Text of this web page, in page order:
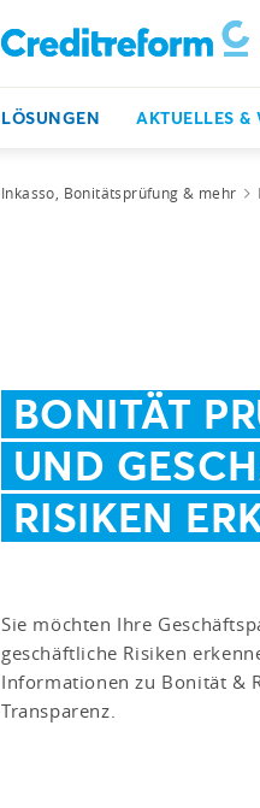
LÖSUNGEN AKTUELLES &
Inkasso, Bonitätsprüfung & mehr
BONITÄT
UND
RISIKEN
Sie möchten Ihre
geschäftliche Risiken
Informationen zu Bonität &
Transparenz.